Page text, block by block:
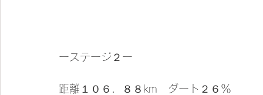
ーステージ２ー
距離１０６．８８km　ダート２６％